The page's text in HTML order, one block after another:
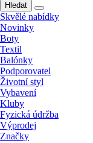
Hledat
Skvělé nabídky
Novinky
Boty
Textil
Balónky
Podporovatel
Životní styl
Vybavení
Kluby
Fyzická údržba
Výprodej
Značky